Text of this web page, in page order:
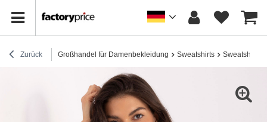
Zurück Großhandel für Damenbekleidung Sweatshirts Sweatshirts